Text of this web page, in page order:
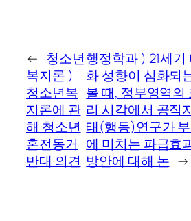
← 청소년
복지론 )
청소년복
지론에 관
해 청소년
혼전동거
반대 의견
행정학과 ) 21세기
화 성향이 심화되
볼 때, 정부영역의
리 시각에서 공직
태(행동)연구가
에 미치는 파급효
방안에 대해 논 →